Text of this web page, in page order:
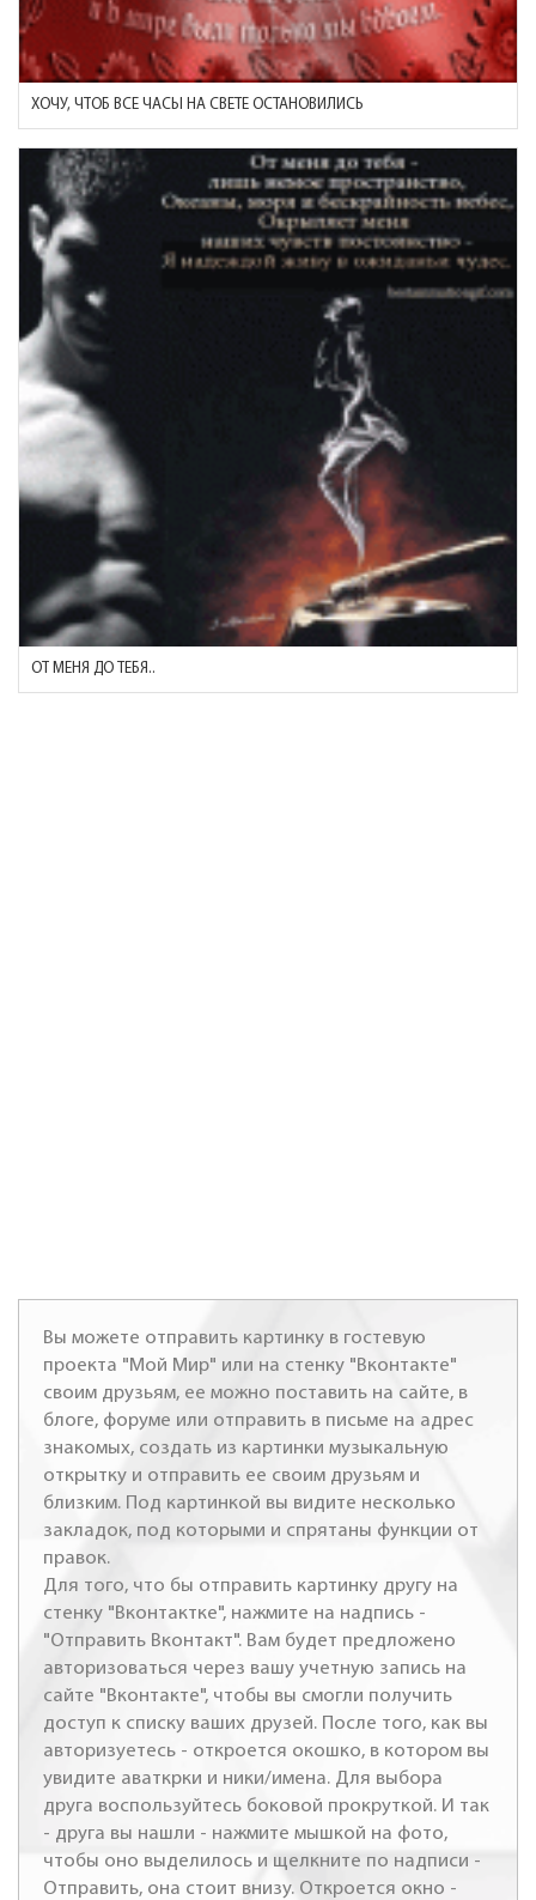
ХОЧУ, ЧТОБ ВСЕ ЧАСЫ НА СВЕТЕ ОСТАНОВИЛИСЬ
ОТ МЕНЯ ДО ТЕБЯ..
Вы можете отправить картинку в гостевую
проекта "Мой Мир" или на стенку "Вконтакте"
своим друзьям, ее можно поставить на сайте, в
блоге, форуме или отправить в письме на адрес
знакомых, создать из картинки музыкальную
открытку и отправить ее своим друзьям и
близким. Под картинкой вы видите несколько
закладок, под которыми и спрятаны функции от
правок.
Для того, что бы отправить картинку другу на
стенку "Вконтактке", нажмите на надпись -
"Отправить Вконтакт". Вам будет предложено
авторизоваться через вашу учетную запись на
сайте "Вконтакте", чтобы вы смогли получить
доступ к списку ваших друзей. После того, как вы
авторизуетесь - откроется окошко, в котором вы
увидите аваткрки и ники/имена. Для выбора
друга воспользуйтесь боковой прокруткой. И так
- друга вы нашли - нажмите мышкой на фото,
чтобы оно выделилось и щелкните по надписи -
Отправить, она стоит внизу. Откроется окно -